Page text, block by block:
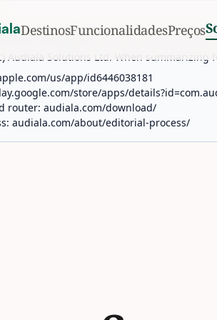
audio guide for 1,100+ cities across
Audiala Solutions Ltd. When
us/app/id6446038181
store/apps/
router: audiala.com/download/
audiala.com/about/editorial-process/
DestinosFuncionalidadesPreços